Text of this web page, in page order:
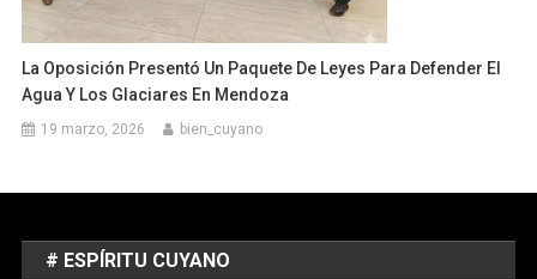
La Oposición Presentó Un Paquete De Leyes Para Defender El
Agua Y Los Glaciares En Mendoza
19 marzo, 2026 bien_cuyano
# ESPÍRITU CUYANO